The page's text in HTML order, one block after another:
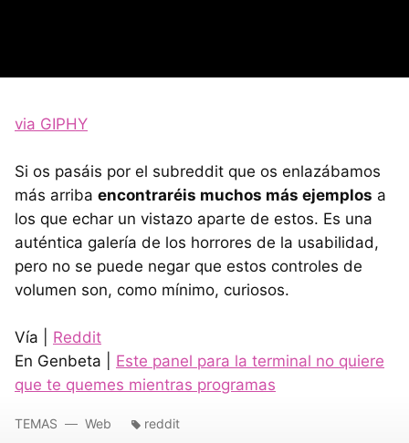
via GIPHY
Si os pasáis por el subreddit que os enlazábamos
más arriba encontraréis muchos más ejemplos a
los que echar un vistazo aparte de estos. Es una
auténtica galería de los horrores de la usabilidad,
pero no se puede negar que estos controles de
volumen son, como mínimo, curiosos.
Vía | Reddit
En Genbeta | Este panel para la terminal no quiere
que te quemes mientras programas
TEMAS Web reddit